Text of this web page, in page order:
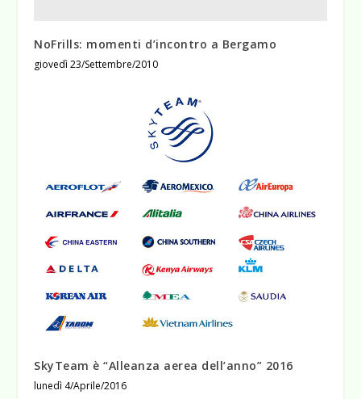
NoFrills: momenti d’incontro a Bergamo
giovedì 23/Settembre/2010
SkyTeam è “Alleanza aerea dell’anno” 2016
lunedì 4/Aprile/2016